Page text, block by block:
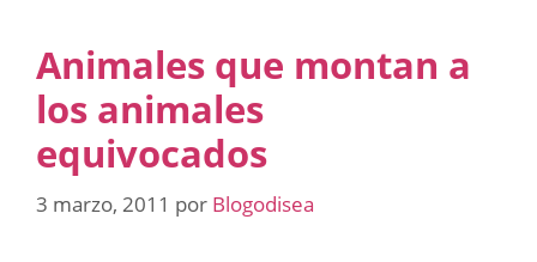
Animales que montan a
los animales
equivocados
3 marzo, 2011 por Blogodisea